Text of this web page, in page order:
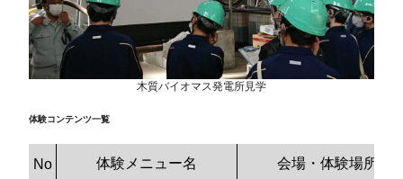
木質バイオマス発電所見学
体験コンテンツ一覧